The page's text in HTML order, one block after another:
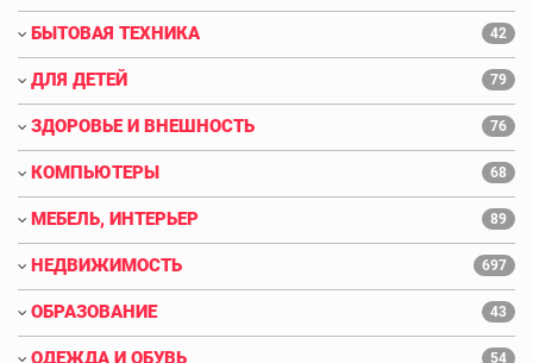
БЫТОВАЯ ТЕХНИКА 42
ДЛЯ ДЕТЕЙ 79
ЗДОРОВЬЕ И ВНЕШНОСТЬ 76
КОМПЬЮТЕРЫ 68
МЕБЕЛЬ, ИНТЕРЬЕР 89
НЕДВИЖИМОСТЬ 697
ОБРАЗОВАНИЕ 43
ОДЕЖДА И ОБУВЬ 54